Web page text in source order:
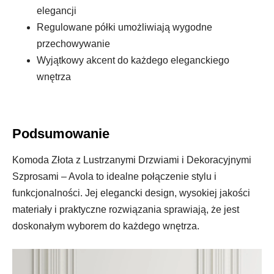
elegancji
Regulowane półki umożliwiają wygodne
przechowywanie
Wyjątkowy akcent do każdego eleganckiego
wnętrza
Podsumowanie
Komoda Złota z Lustrzanymi Drzwiami i Dekoracyjnymi
Szprosami – Avola to idealne połączenie stylu i
funkcjonalności. Jej elegancki design, wysokiej jakości
materiały i praktyczne rozwiązania sprawiają, że jest
doskonałym wyborem do każdego wnętrza.